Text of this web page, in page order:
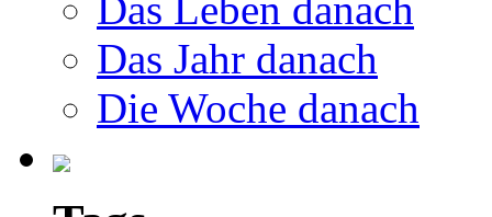
Das Jahr danach
Die Woche danach